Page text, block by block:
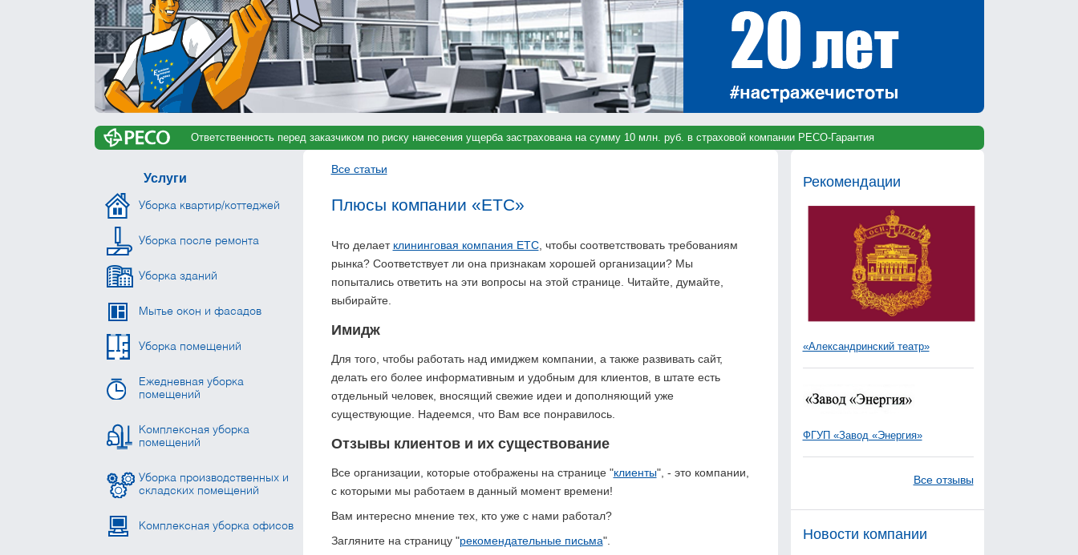
Ответственность перед заказчиком по риску нанесения ущерба застрахована на сумму 10 млн. руб. в страховой компании РЕСО-Гарантия
Услуги
Уборка квартир/коттеджей
Уборка после ремонта
Уборка зданий
Мытье окон и фасадов
Уборка помещений
Ежедневная уборка
помещений
Комплексная уборка
помещений
Уборка производственных и
складских помещений
Комплексная уборка офисов
Все статьи
Плюсы компании «ЕТС»
Что делает клининговая компания ЕТС, чтобы соответствовать требованиям
рынка? Соответствует ли она признакам хорошей организации? Мы
попытались ответить на эти вопросы на этой странице. Читайте, думайте,
выбирайте.
Имидж
Для того, чтобы работать над имиджем компании, а также развивать сайт,
делать его более информативным и удобным для клиентов, в штате есть
отдельный человек, вносящий свежие идеи и дополняющий уже
существующие. Надеемся, что Вам все понравилось.
Отзывы клиентов и их существование
Все организации, которые отображены на странице "клиенты", - это компании,
с которыми мы работаем в данный момент времени!
Вам интересно мнение тех, кто уже с нами работал?
Загляните на страницу "рекомендательные письма".
Рекомендации
«Александринский театр»
ФГУП «Завод «Энергия»
Все отзывы
Новости компании